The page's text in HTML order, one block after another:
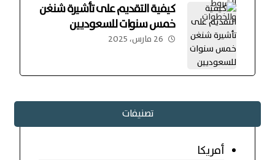
كيفية التقديم على تأشيرة شنغن
خمس سنوات للسعوديين
26 مارس، 2025
تصنيفات
أمريكا